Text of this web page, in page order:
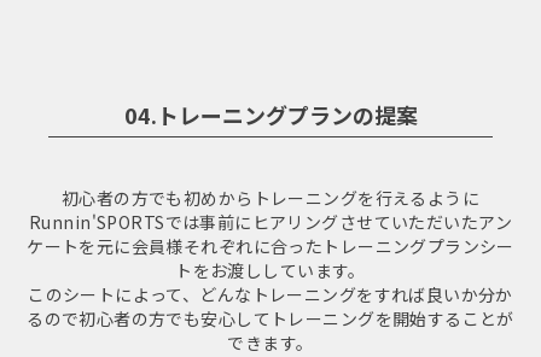
04.トレーニングプランの提案
初心者の方でも初めからトレーニングを行えるように
Runnin'SPORTSでは事前に ヒアリングさせていただいたアン
ケートを元に会員様それぞれに合った トレーニングプランシー
トをお渡ししています。
このシートによって、どんなトレーニングをすれば良いか分か
るので初心者の方でも安心してトレーニングを開始することが
できます。